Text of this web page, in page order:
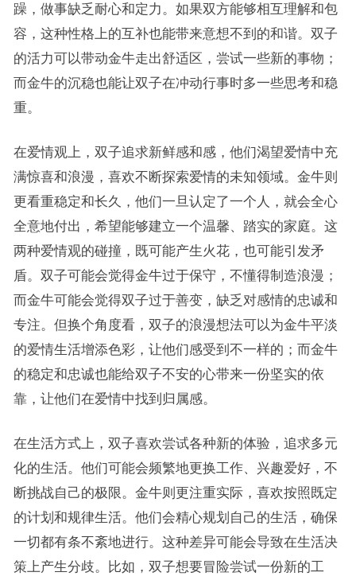
躁，做事缺乏耐心和定力。如果双方能够相互理解和包
容，这种性格上的互补也能带来意想不到的和谐。双子
的活力可以带动金牛走出舒适区，尝试一些新的事物；
而金牛的沉稳也能让双子在冲动行事时多一些思考和稳
重。
在爱情观上，双子追求新鲜感和感，他们渴望爱情中充
满惊喜和浪漫，喜欢不断探索爱情的未知领域。金牛则
更看重稳定和长久，他们一旦认定了一个人，就会全心
全意地付出，希望能够建立一个温馨、踏实的家庭。这
两种爱情观的碰撞，既可能产生火花，也可能引发矛
盾。双子可能会觉得金牛过于保守，不懂得制造浪漫；
而金牛可能会觉得双子过于善变，缺乏对感情的忠诚和
专注。但换个角度看，双子的浪漫想法可以为金牛平淡
的爱情生活增添色彩，让他们感受到不一样的；而金牛
的稳定和忠诚也能给双子不安的心带来一份坚实的依
靠，让他们在爱情中找到归属感。
在生活方式上，双子喜欢尝试各种新的体验，追求多元
化的生活。他们可能会频繁地更换工作、兴趣爱好，不
断挑战自己的极限。金牛则更注重实际，喜欢按照既定
的计划和规律生活。他们会精心规划自己的生活，确保
一切都有条不紊地进行。这种差异可能会导致在生活决
策上产生分歧。比如，双子想要冒险尝试一份新的工